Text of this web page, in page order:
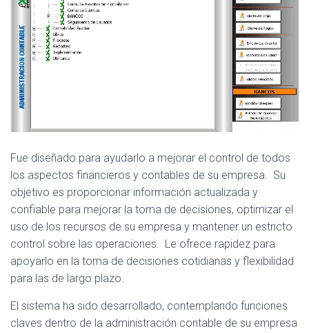
N
Fue diseñado para ayudarlo a mejorar el control de todos
los aspectos financieros y contables de su empresa. Su
objetivo es proporcionar información actualizada y
confiable para mejorar la toma de decisiones, optimizar el
uso de los recursos de su empresa y mantener un estricto
control sobre las operaciones. Le ofrece rapidez para
apoyarlo en la toma de decisiones cotidianas y flexibilidad
para las de largo plazo.
El sistema ha sido desarrollado, contemplando funciones
claves dentro de la administración contable de su empresa